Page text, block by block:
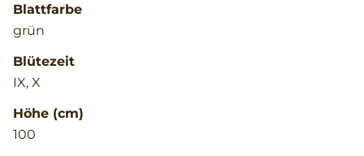
Blattfarbe
grün
Blütezeit
IX, X
Höhe (cm)
100